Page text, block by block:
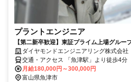
プラントエンジニア
【第二新卒歓迎】東証プライム上場グルー
ダイヤモンドエンジニアリング株式会社
交通・アクセス 「魚津駅」より徒歩4分
月給180,000円～300,000円
富山県魚津市